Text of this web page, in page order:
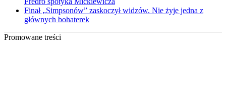
Finał „Simpsonów” zaskoczył widzów. Nie żyje jedna z
głównych bohaterek
Promowane treści